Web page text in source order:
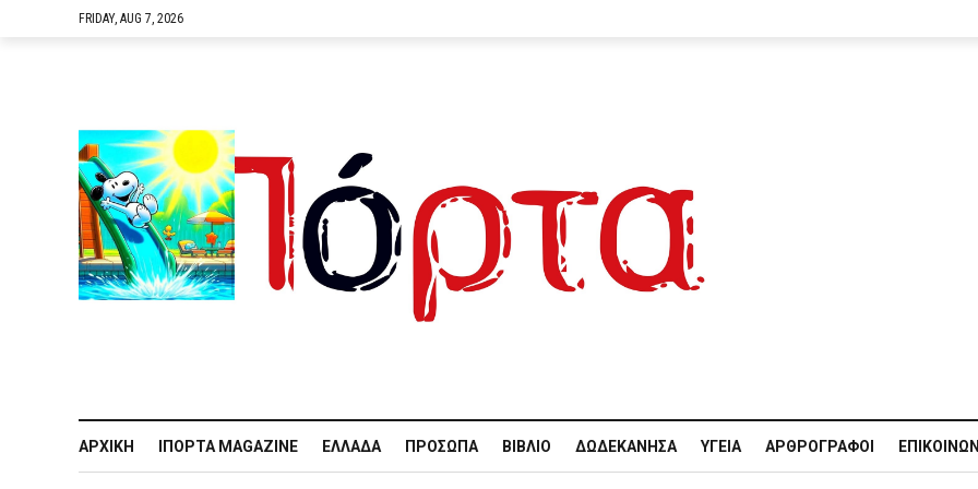
FRIDAY, AUG 7, 2026
ΑΡΧΙΚΉ IΠΌΡΤΑ MAGAZINE ΕΛΛΆΔΑ ΠΡΌΣΩΠΑ ΒΙΒΛΊΟ ΔΩΔΕΚΆΝΗΣΑ ΥΓΕΊΑ ΑΡΘΡΟΓΡΆΦΟΙ